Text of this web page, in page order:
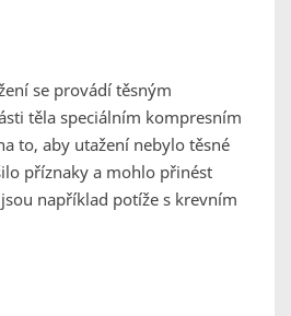
se provádí těsným
těla speciálním kompresním
to, aby utažení nebylo těsné
příznaky a mohlo přinést
například potíže s krevním